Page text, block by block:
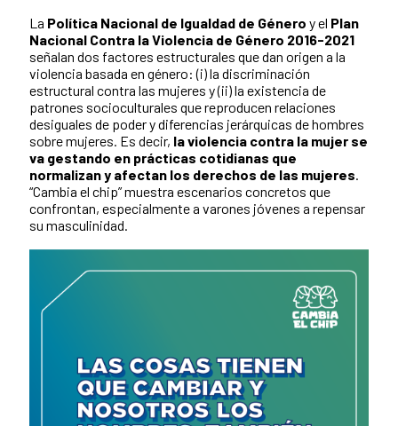
La Política Nacional de Igualdad de Género y el Plan
Nacional Contra la Violencia de Género 2016-2021
señalan dos factores estructurales que dan origen a la
violencia basada en género: (i) la discriminación
estructural contra las mujeres y (ii) la existencia de
patrones socioculturales que reproducen relaciones
desiguales de poder y diferencias jerárquicas de hombres
sobre mujeres. Es decir, la violencia contra la mujer se
va gestando en prácticas cotidianas que
normalizan y afectan los derechos de las mujeres.
“Cambia el chip” muestra escenarios concretos que
confrontan, especialmente a varones jóvenes a repensar
su masculinidad.